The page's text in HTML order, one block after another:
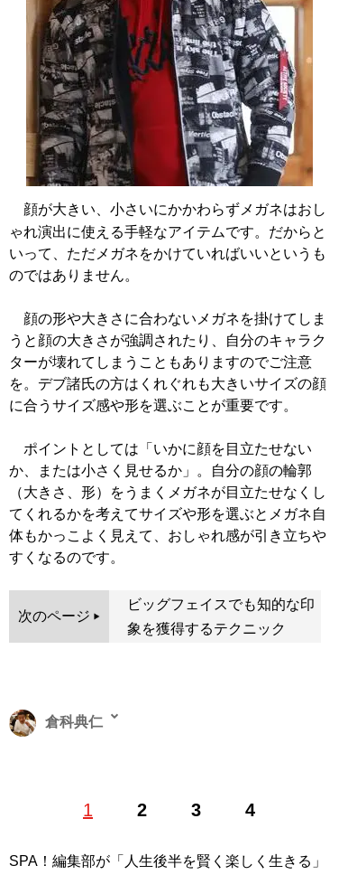
顔が大きい、小さいにかかわらずメガネはおし
ゃれ演出に使える手軽なアイテムです。だからと
いって、ただメガネをかけていればいいというも
のではありません。
顔の形や大きさに合わないメガネを掛けてしま
うと顔の大きさが強調されたり、自分のキャラク
ターが壊れてしまうこともありますのでご注意
を。デブ諸氏の方はくれぐれも大きいサイズの顔
に合うサイズ感や形を選ぶことが重要です。
ポイントとしては「いかに顔を目立たせない
か、または小さく見せるか」。自分の顔の輪郭
（大きさ、形）をうまくメガネが目立たせなくし
てくれるかを考えてサイズや形を選ぶとメガネ自
体もかっこよく見えて、おしゃれ感が引き立ちや
すくなるのです。
次のページ
ビッグフェイスでも知的な印
象を獲得するテクニック
1 2 3 4
倉科典仁
雑誌『ティーンズロード』などエッジの効いた若者カル
マガジン『Mr.Babe』でデブに特化したファッション＆
SPA！編集部が「人生後半を賢く楽しく生きる」